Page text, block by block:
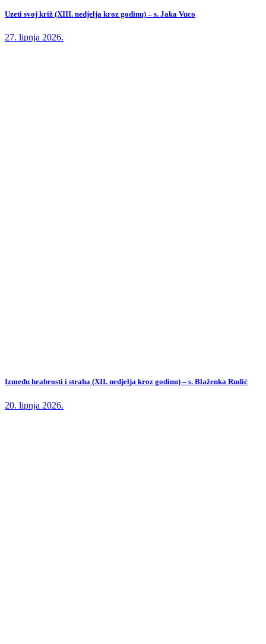
Uzeti svoj križ (XIII. nedjelja kroz godinu) – s. Jaka Vuco
27. lipnja 2026.
Između hrabrosti i straha (XII. nedjelja kroz godinu) – s. Blaženka Rudić
20. lipnja 2026.